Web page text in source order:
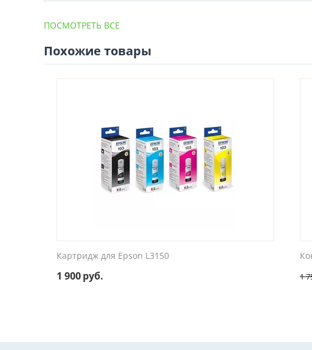
ПОСМОТРЕТЬ ВСЕ
Похожие товары
Картридж для Epson L3150
1 900руб. 1